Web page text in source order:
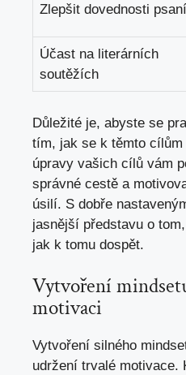
Zlepšit dovednosti psaní
Účast na literárních
soutěžích
Důležité je, abyste se
tím, jak se k těmto
úpravy vašich cílů vám
správné cestě a
úsilí. S dobře
jasnější představu o
jak k tomu dospět.
Vytvoření
motivaci
Vytvoření silného
udržení trvalé motivace.